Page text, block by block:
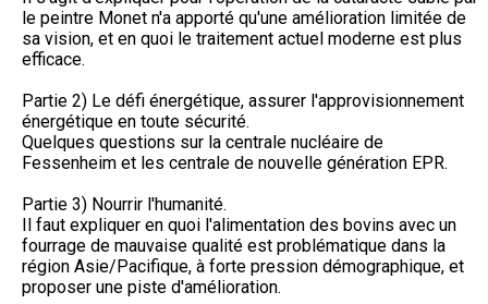
le peintre Monet n'a apporté qu'une amélioration limitée de
sa vision, et en quoi le traitement actuel moderne est plus
efficace.
Partie 2) Le défi énergétique, assurer l'approvisionnement
énergétique en toute sécurité.
Quelques questions sur la centrale nucléaire de
Fessenheim et les centrale de nouvelle génération EPR.
Partie 3) Nourrir l'humanité.
Il faut expliquer en quoi l'alimentation des bovins avec un
fourrage de mauvaise qualité est problématique dans la
région Asie/Pacifique, à forte pression démographique, et
proposer une piste d'amélioration.